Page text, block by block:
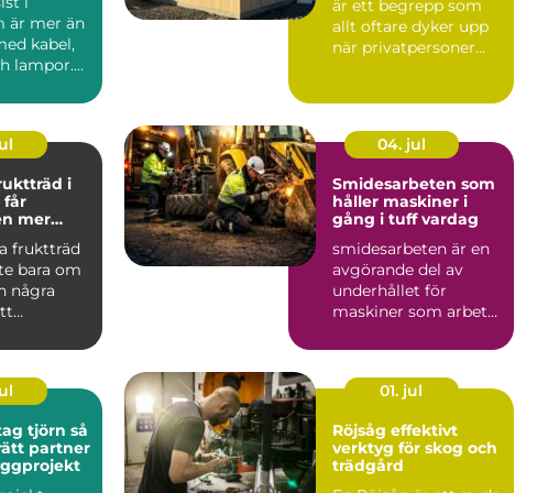
är mer än
kabel,
lampor.
är ett begrepp som
allt oftare dyker upp
när privatpersoner
i
mer
fruktträd
bara om
några
04. jul
Smidesarbeten som
håller maskiner i
gång i tuff vardag
smidesarbeten är en
avgörande del av
underhållet för
maskiner som arbetar
bygg, ...
tjörn så
partner
01. jul
Röjsåg effektivt
verktyg för skog och
trädgård